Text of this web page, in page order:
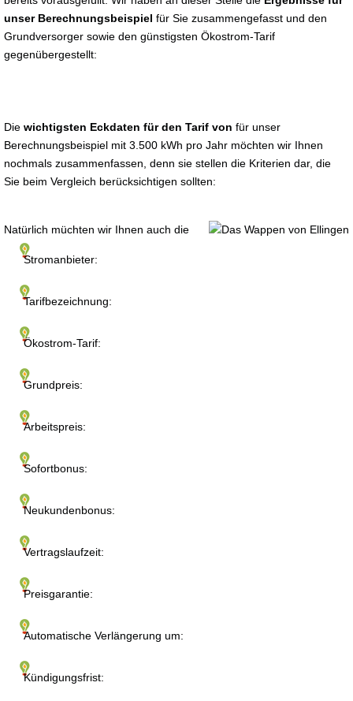
unser Berechnungsbeispiel für Sie zusammengefasst und den
Grundversorger sowie den günstigsten Ökostrom-Tarif
gegenübergestellt:
Die wichtigsten Eckdaten für den Tarif von für unser
Berechnungsbeispiel mit 3.500 kWh pro Jahr möchten wir Ihnen
nochmals zusammenfassen, denn sie stellen die Kriterien dar, die
Sie beim Vergleich berücksichtigen sollten:
Stromanbieter:
Tarifbezeichnung:
Ökostrom-Tarif:
Grundpreis:
Arbeitspreis:
Sofortbonus:
Neukundenbonus:
Vertragslaufzeit:
Preisgarantie:
Automatische Verlängerung um:
Kündigungsfrist:
Natürlich müchten wir Ihnen auch die